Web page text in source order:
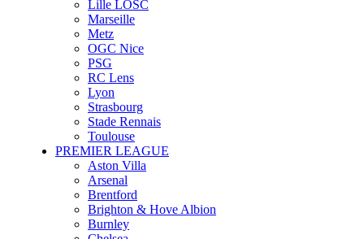
Lille LOSC
Marseille
Metz
OGC Nice
PSG
RC Lens
Lyon
Strasbourg
Stade Rennais
Toulouse
PREMIER LEAGUE
Aston Villa
Arsenal
Brentford
Brighton & Hove Albion
Burnley